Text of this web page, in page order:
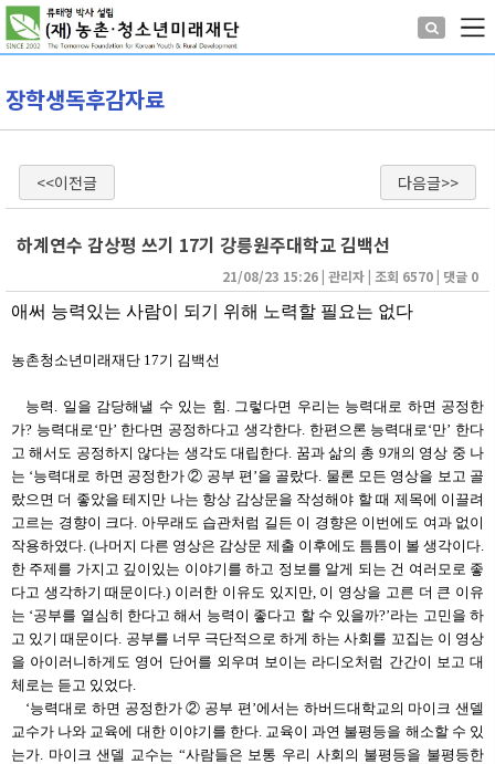
장학생독후감자료
<<이전글 다음글>>
하계연수 감상평 쓰기 17기 강릉원주대학교 김백선
21/08/23 15:26 | 관리자 | 조회 6570 | 댓글 0
애써 능력있는 사람이 되기 위해 노력할 필요는 없다
농촌청소년미래재단 17기 김백선
능력. 일을 감당해낼 수 있는 힘. 그렇다면 우리는 능력대로 하면 공정한
가? 능력대로‘만’ 한다면 공정하다고 생각한다. 한편으론 능력대로‘만’ 한다
고 해서도 공정하지 않다는 생각도 대립한다. 꿈과 삶의 총 9개의 영상 중 나
는 ‘능력대로 하면 공정한가 ② 공부 편’을 골랐다. 물론 모든 영상을 보고 골
랐으면 더 좋았을 테지만 나는 항상 감상문을 작성해야 할 때 제목에 이끌려
고르는 경향이 크다. 아무래도 습관처럼 길든 이 경향은 이번에도 여과 없이
작용하였다. (나머지 다른 영상은 감상문 제출 이후에도 틈틈이 볼 생각이다.
한 주제를 가지고 깊이있는 이야기를 하고 정보를 알게 되는 건 여러모로 좋
다고 생각하기 때문이다.) 이러한 이유도 있지만, 이 영상을 고른 더 큰 이유
는 ‘공부를 열심히 한다고 해서 능력이 좋다고 할 수 있을까?’라는 고민을 하
고 있기 때문이다. 공부를 너무 극단적으로 하게 하는 사회를 꼬집는 이 영상
을 아이러니하게도 영어 단어를 외우며 보이는 라디오처럼 간간이 보고 대
체로는 듣고 있었다.
‘능력대로 하면 공정한가 ② 공부 편’에서는 하버드대학교의 마이크 샌델
교수가 나와 교육에 대한 이야기를 한다. 교육이 과연 불평등을 해소할 수 있
는가. 마이크 샌델 교수는 “사람들은 보통 우리 사회의 불평등을 불평등한